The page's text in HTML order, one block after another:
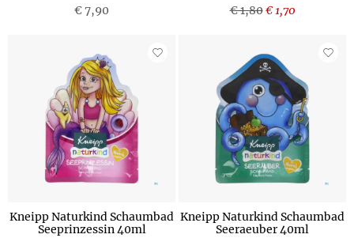
€ 7,90
€ 1,80€ 1,70
Kneipp Naturkind Schaumbad
Seeprinzessin 40ml
Kneipp Naturkind Schaumbad
Seeraeuber 40ml